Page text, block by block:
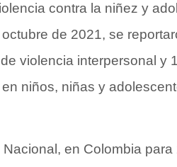
contra la niñez y
de 2021, se
violencia interpersonal y
niños, niñas y
en Colombia para